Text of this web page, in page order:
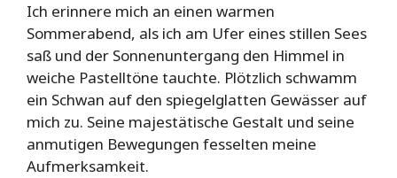
Ich erinnere mich an einen warmen
Sommerabend, als ich am Ufer eines stillen Sees
saß und der Sonnenuntergang den Himmel in
weiche Pastelltöne tauchte. Plötzlich schwamm
ein Schwan auf den spiegelglatten Gewässer auf
mich zu. Seine majestätische Gestalt und seine
anmutigen Bewegungen fesselten meine
Aufmerksamkeit.